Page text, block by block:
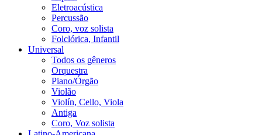
Eletroacústica
Percussão
Coro, voz solista
Folclórica, Infantil
Universal
Todos os gêneros
Orquestra
Piano/Órgão
Violão
Violín, Cello, Viola
Antiga
Coro, Voz solista